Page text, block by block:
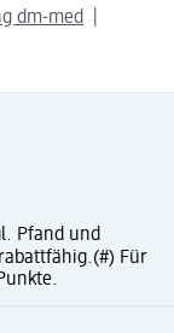
dm-med
Pfand und
(#) Für